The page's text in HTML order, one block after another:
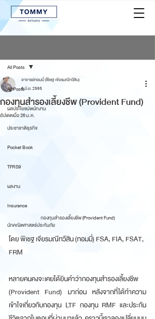
All Posts
ผลประโยชน์พนักงาน
ประชาชาติธุรกิจ
Pocket Book
TFRS9
ผลงาน
Insurance
นักคณิตศาสตร์ประกันภัย
All Posts
กองทุนสำรองเลี้ยงชีพ (Provident Fund)
อาจารย์ทอมมี่ (พิเชฐ เจียรมณีทวีสิน)
8 มิ.ย. 2565
อัปเดตเมื่อ26 ม.ค.
กองทุนสำรองเลี้ยงชีพ (Provident Fund)
โดย พิเชฐ เจียรมณีทวีสิน (ทอมมี่) FSA, FIA, FSAT,
FRM
หลายคนคงจะเคยได้ยินคำว่ากองทุนสำรองเลี้ยงชีพ
(Provident Fund) มาก่อน หลังจากที่ได้ทำความ
เข้าใจเกี่ยวกับกองทุน LTF กองทุน RMF และประกัน